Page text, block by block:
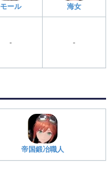
モール 海女
- -
帝国鍛冶職人